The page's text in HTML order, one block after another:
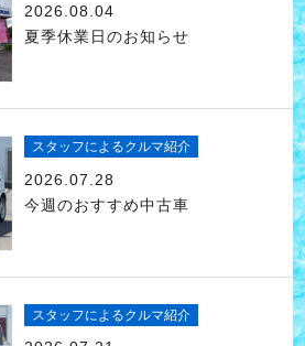
2026.08.04
夏季休業日のお知らせ
スタッフによるクルマ紹介
2026.07.28
今週のおすすめ中古車
スタッフによるクルマ紹介